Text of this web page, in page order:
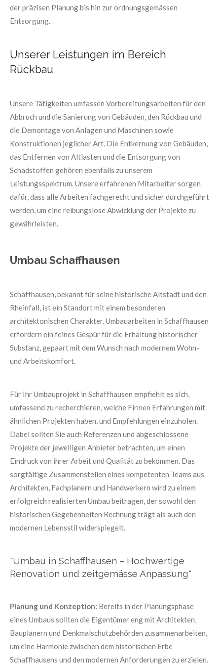
der präzisen Planung bis hin zur ordnungsgemässen
Entsorgung.
Unserer Leistungen im Bereich
Rückbau
Unsere Tätigkeiten umfassen Vorbereitungsarbeiten für den
Abbruch und die Sanierung von Gebäuden, den Rückbau und
die Demontage von Anlagen und Maschinen sowie
Konstruktionen jeglicher Art. Die Entkernung von Gebäuden,
das Entfernen von Altlasten und die Entsorgung von
Schadstoffen gehören ebenfalls zu unserem
Leistungsspektrum. Unsere erfahrenen Mitarbeiter sorgen
dafür, dass alle Arbeiten fachgerecht und sicher durchgeführt
werden, um eine reibungslose Abwicklung der Projekte zu
gewährleisten.
Umbau Schaffhausen
Schaffhausen, bekannt für seine historische Altstadt und den
Rheinfall, ist ein Standort mit einem besonderen
architektonischen Charakter. Umbauarbeiten in Schaffhausen
erfordern ein feines Gespür für die Erhaltung historischer
Substanz, gepaart mit dem Wunsch nach modernem Wohn-
und Arbeitskomfort.
Für Ihr Umbauprojekt in Schaffhausen empfiehlt es sich,
umfassend zu recherchieren, welche Firmen Erfahrungen mit
ähnlichen Projekten haben, und Empfehlungen einzuholen.
Dabei sollten Sie auch Referenzen und abgeschlossene
Projekte der jeweiligen Anbieter betrachten, um einen
Eindruck von ihrer Arbeit und Qualität zu bekommen. Das
sorgfältige Zusammenstellen eines kompetenten Teams aus
Architekten, Fachplanern und Handwerkern wird zu einem
erfolgreich realisierten Umbau beitragen, der sowohl den
historischen Gegebenheiten Rechnung trägt als auch den
modernen Lebensstil widerspiegelt.
"Umbau in Schaffhausen – Hochwertige
Renovation und zeitgemässe Anpassung"
Planung und Konzeption: Bereits in der Planungsphase
eines Umbaus sollten die Eigentümer eng mit Architekten,
Bauplanern und Denkmalschutzbehörden zusammenarbeiten,
um eine Harmonie zwischen dem historischen Erbe
Schaffhausens und den modernen Anforderungen zu erzielen.